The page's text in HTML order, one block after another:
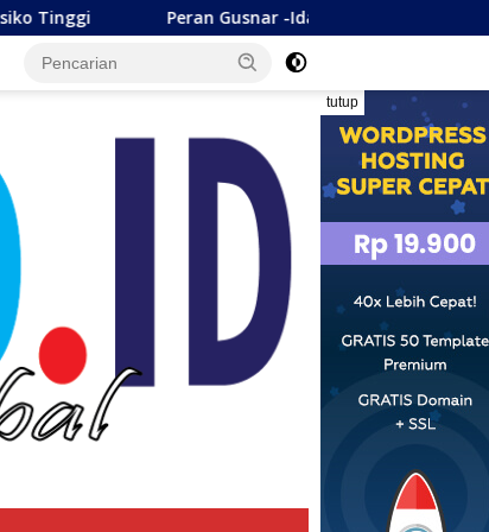
Peran Gusnar -Idah Selaku Pemerintah, On The Track,
tutup